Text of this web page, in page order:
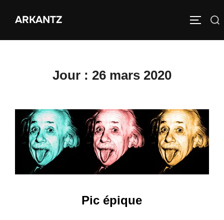
ARKANTZ Rechercher :
Jour : 26 mars 2020
Pic épique